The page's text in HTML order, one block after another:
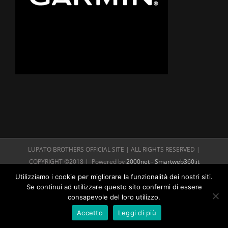
LUPATO BROTHERS OFFICIAL SITE | ALL RIGHTS RESERVED |
COPYRIGHT ©2018 | Powered by2000net - Smartweb360.it
Utilizziamo i cookie per migliorare la funzionalità dei nostri siti.
Se continui ad utilizzare questo sito confermi di essere
consapevole del loro utilizzo.
Accetto
Leggi di più